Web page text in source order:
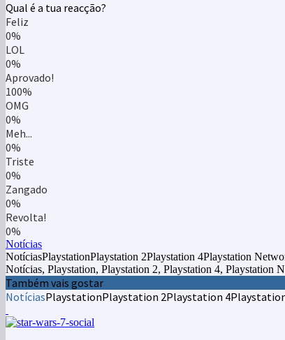
Qual é a tua reacção?
Feliz
0%
LOL
0%
Aprovado!
100%
OMG
0%
Meh...
0%
Triste
0%
Zangado
0%
Revolta!
0%
Notícias
NotíciasPlaystationPlaystation 2Playstation 4Playstation
Notícias, Playstation, Playstation 2, Playstation 4, Playstation
Também vais gostar
NotíciasPlaystationPlaystation 2Playstation 4